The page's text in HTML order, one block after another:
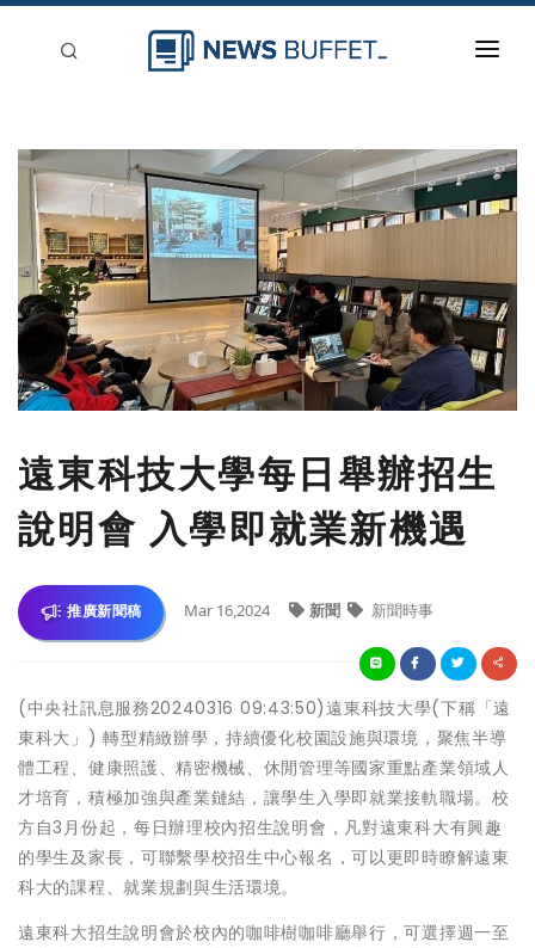
新聞稿分類
登入
刊登
遠東科技大學每日舉辦招生
說明會 入學即就業新機遇
推廣新聞稿 Mar 16,2024 新聞 新聞時事
(中央社訊息服務20240316 09:43:50)遠東科技大學(下稱「遠
東科大」) 轉型精緻辦學，持續優化校園設施與環境，聚焦半導
體工程、健康照護、精密機械、休閒管理等國家重點產業領域人
才培育，積極加強與產業鏈結，讓學生入學即就業接軌職場。校
方自3月份起，每日辦理校內招生說明會，凡對遠東科大有興趣
的學生及家長，可聯繫學校招生中心報名，可以更即時瞭解遠東
科大的課程、就業規劃與生活環境。
遠東科大招生說明會於校內的咖啡樹咖啡廳舉行，可選擇週一至